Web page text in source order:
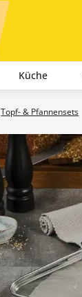
Küche
Topf- & Pfannensets